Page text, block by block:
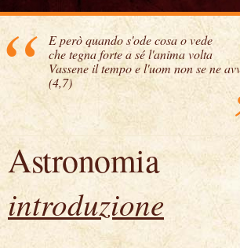
E però quando s'ode cosa o vede
che tegna forte a sé l'anima volta
Vassene il tempo e l'uom non se ne
(4,7)
Astronomia
introduzione